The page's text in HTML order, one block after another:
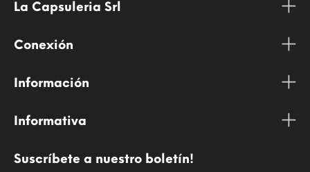
La Capsuleria Srl
Conexión
Información
Informativa
Suscríbete a nuestro boletín!